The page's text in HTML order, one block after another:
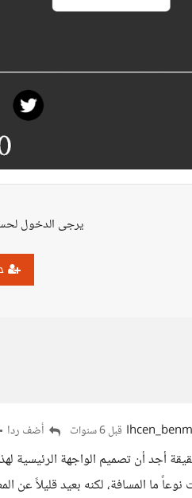
يرجى الدخول
قبل 6 سنوات أضف ردا
أجد أن تصميم الواجهة الرئيسية
ما المسافة، لكنه بعيد قليلاً عن